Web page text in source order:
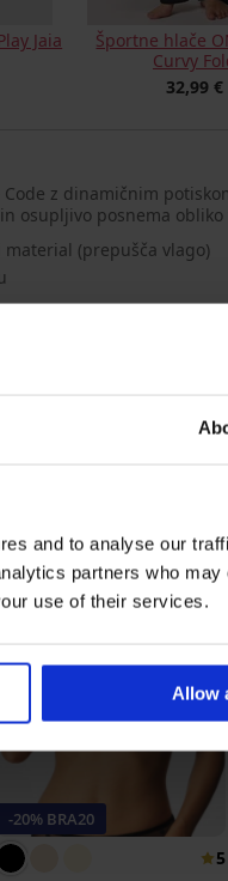
and to analyse our
partners who may
use of their services.
Allow
Jaia
Športne hlače
Curvy
32,99 €
z dinamičnim
osupljivo posnema obliko
(prepušča vlago)
-20% BRA20
5